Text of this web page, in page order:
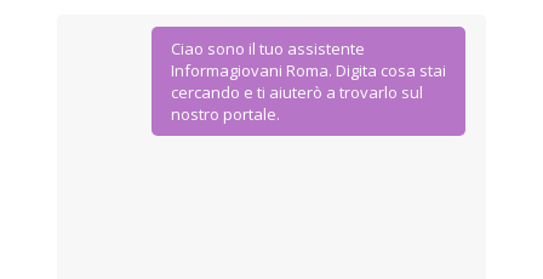
Ciao sono il tuo assistente
Informagiovani Roma. Digita cosa stai
cercando e ti aiuterò a trovarlo sul
nostro portale.